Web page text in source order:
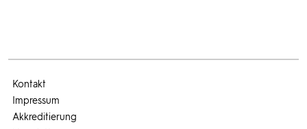
Kontakt
Impressum
Akkreditierung